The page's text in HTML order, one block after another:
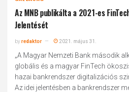
Az MNB publikálta a 2021-es
Jelentését
byredaktor 2021. május 31.
„A Magyar Nemzeti Bank második
globális és a magyar FinTech
hazai bankrendszer digitalizációs
Az idei jelentésben a bankrendszer